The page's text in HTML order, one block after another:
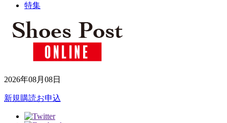
特集
2026年08月08日
新規購読お申込